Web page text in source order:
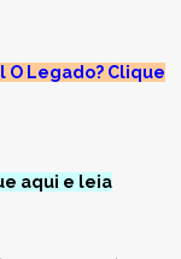
O Legado? Clique
aqui e leia